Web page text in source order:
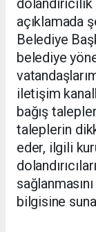
açıklamada
Belediye
belediye
iletişim
bağış
taleplerin
eder, ilgili
bilgisine